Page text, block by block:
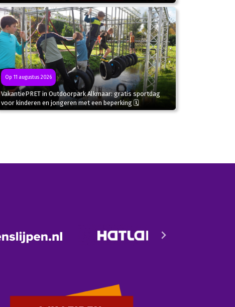
Op 11 augustus 2026
VakantiePRET in Outdoorpark Alkmaar: gratis sportdag
voor kinderen en jongeren met een beperking 🗓